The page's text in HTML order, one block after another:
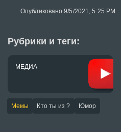
Опубликовано 9/5/2021, 5:25 PM
Рубрики и теги:
МЕДИА
Мемы Кто ты из ? Юмор